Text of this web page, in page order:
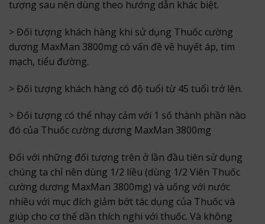
tượng sau nên dùng theo hướng dẫn khác biệt.
> Đối tượng khách hàng khi sử dụng Thuốc cường
dương MaxMan 3800mg có vấn đề về huyết áp, tim
mạch, tiểu đường.
> Đối tượng khách hàng có độ tuổi từ 45 tuổi trở lên.
> Đối tượng có thể nhạy cảm với 1 số thành phần nào
đó của Thuốc cường dương MaxMan 3800mg
Đối với những đối tượng trên ở lần đầu tiên sử dụng
chúng ta chỉ nên dùng 1/2 liều (dùng 1/2 Viên Thuốc
cường dương MaxMan 3800mg) và uống với nước
nhiều với mục đích giảm bớt tác dụng của Thuốc và
giúp cho cơ thể dần thích nghi với thuốc. Và không